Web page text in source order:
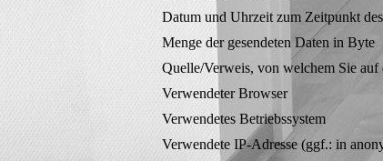
Datum und Uhrzeit zum Zeitpunkt
Menge der gesendeten Daten in Byte
Quelle/Verweis, von welchem Sie auf
Verwendeter Browser
Verwendetes Betriebssystem
Verwendete IP-Adresse (ggf.: in